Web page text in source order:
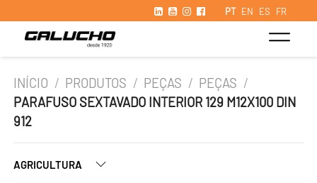
PT EN ES FR
INÍCIO / PRODUTOS / PEÇAS / PEÇAS /
PARAFUSO SEXTAVADO INTERIOR 129 M12X100 DIN
912
AGRICULTURA